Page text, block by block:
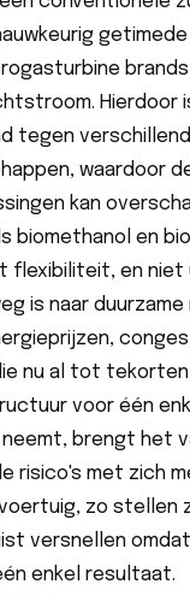
Hierdoor
tegen
waardoor
kan
biomethanol en
flexibiliteit, en niet
is naar
nu al tot tekorten
voor één
neemt, brengt het
risico's met zich
zo stellen
versnellen
enkel resultaat.